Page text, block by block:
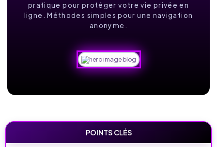
pratique pour protéger votre vie privée en
ligne. Méthodes simples pour une navigation
anonyme.
POINTS CLÉS